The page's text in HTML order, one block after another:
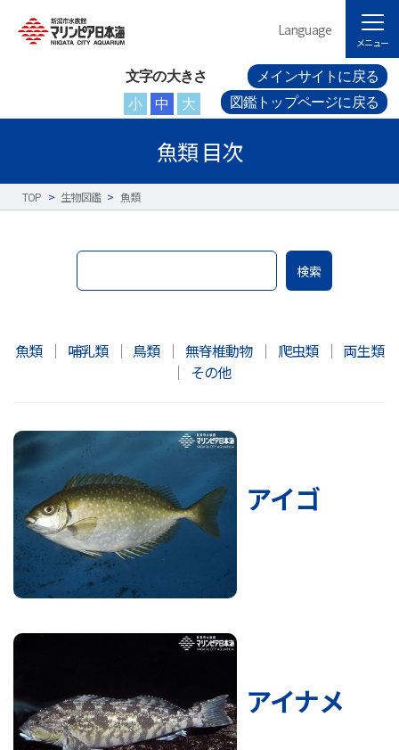
文字の大きさ
小
中 大
メインサイトに戻る
図鑑トップページに戻る
Language
メニュー
魚類 目次
TOP > 生物図鑑 > 魚類
検索
魚類 ｜ 哺乳類 ｜ 鳥類 ｜ 無脊椎動物 ｜ 爬虫類 ｜ 両生類
｜ その他
アイゴ
アイナメ